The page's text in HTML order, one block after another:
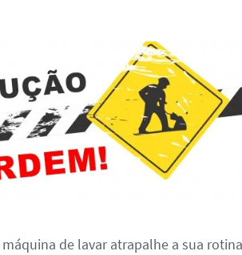
de lavar atrapalhe a sua